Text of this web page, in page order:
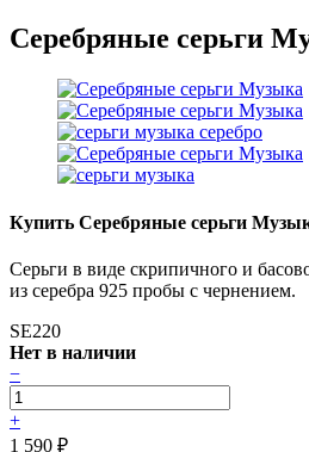
Серебряные серьги
Купить Серебряные серьги
Серьги в виде скрипичного и
из серебра 925 пробы с чернением.
SE220
Нет в наличии
−
+
1 590 ₽